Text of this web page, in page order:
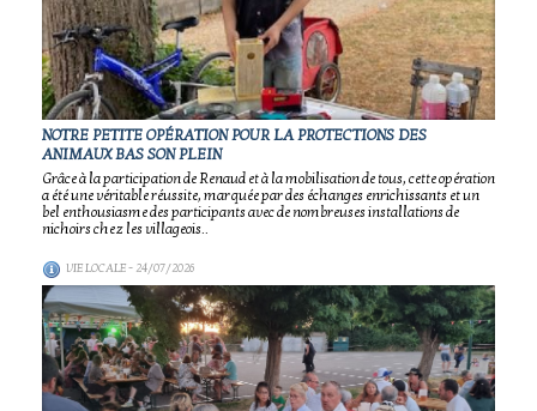
NOTRE PETITE OPÉRATION POUR LA PROTECTIONS DES
ANIMAUX BAS SON PLEIN
Grâce à la participation de Renaud et à la mobilisation de tous, cette opération
a été une véritable réussite, marquée par des échanges enrichissants et un
bel enthousiasme des participants avec de nombreuses installations de
nichoirs chez les villageois..
VIE LOCALE- 24/07/2026